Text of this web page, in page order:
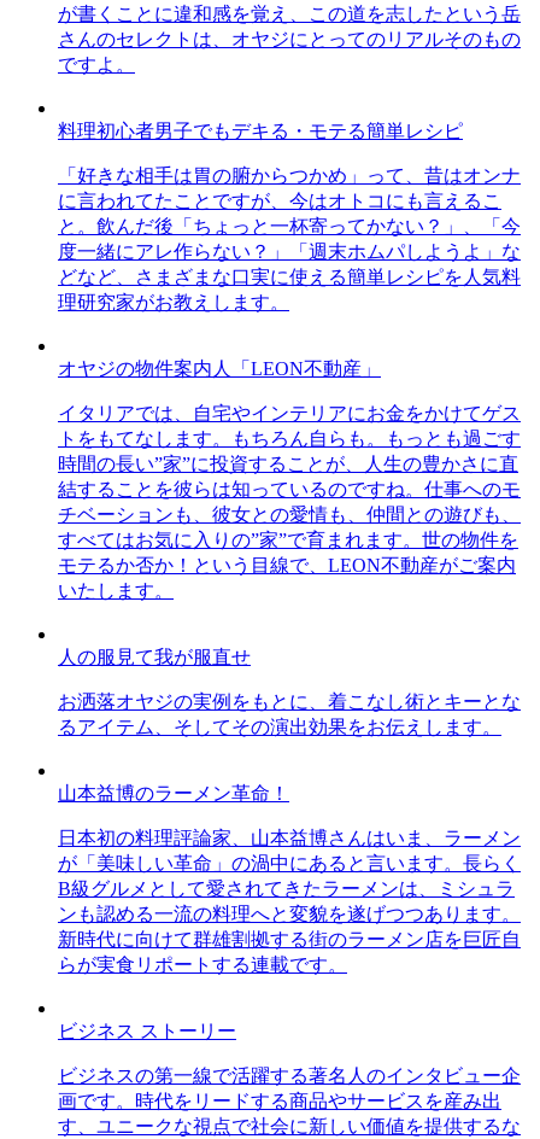
が書くことに違和感を覚え、この道を志したという岳
さんのセレクトは、オヤジにとってのリアルそのもの
ですよ。
料理初心者男子でもデキる・モテる簡単レシピ
「好きな相手は胃の腑からつかめ」って、昔はオンナ
に言われてたことですが、今はオトコにも言えるこ
と。飲んだ後「ちょっと一杯寄ってかない？」、「今
度一緒にアレ作らない？」「週末ホムパしようよ」な
どなど、さまざまな口実に使える簡単レシピを人気料
理研究家がお教えします。
オヤジの物件案内人「LEON不動産」
イタリアでは、自宅やインテリアにお金をかけてゲス
トをもてなします。もちろん自らも。もっとも過ごす
時間の長い”家”に投資することが、人生の豊かさに直
結することを彼らは知っているのですね。仕事へのモ
チベーションも、彼女との愛情も、仲間との遊びも、
すべてはお気に入りの”家”で育まれます。世の物件を
モテるか否か！という目線で、LEON不動産がご案内
いたします。
人の服見て我が服直せ
お洒落オヤジの実例をもとに、着こなし術とキーとな
るアイテム、そしてその演出効果をお伝えします。
山本益博のラーメン革命！
日本初の料理評論家、山本益博さんはいま、ラーメン
が「美味しい革命」の渦中にあると言います。長らく
B級グルメとして愛されてきたラーメンは、ミシュラ
ンも認める一流の料理へと変貌を遂げつつあります。
新時代に向けて群雄割拠する街のラーメン店を巨匠自
らが実食リポートする連載です。
ビジネス ストーリー
ビジネスの第一線で活躍する著名人のインタビュー企
画です。時代をリードする商品やサービスを産み出
す、ユニークな視点で社会に新しい価値を提供するな